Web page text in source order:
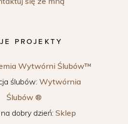
PROJEKTY
Wytwórni Ślubów™
ślubów: Wytwórnia
Ślubów ®
dobry dzień: Sklep